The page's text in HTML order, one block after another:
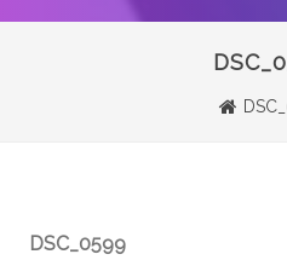
DSC_0599